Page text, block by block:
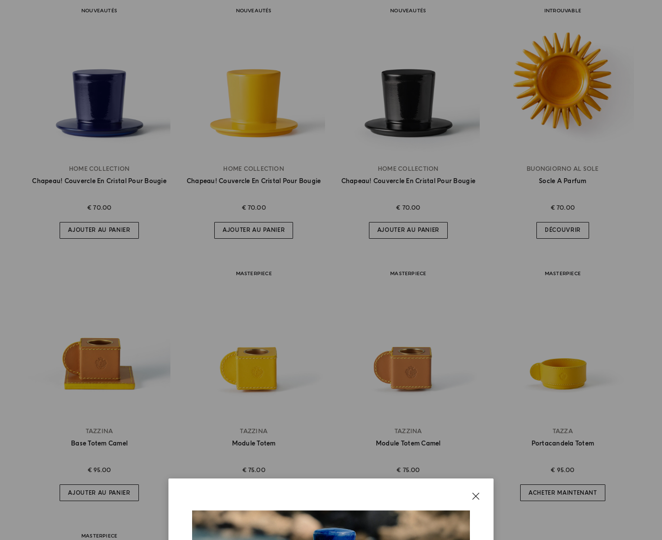
NOUVEAUTÉS
HOME COLLECTION
Chapeau! Couvercle En Cristal Pour Bougie
€ 70.00
AJOUTER AU PANIER
NOUVEAUTÉS
HOME COLLECTION
Chapeau! Couvercle En Cristal Pour Bougie
€ 70.00
AJOUTER AU PANIER
NOUVEAUTÉS
HOME COLLECTION
Chapeau! Couvercle En Cristal Pour Bougie
€ 70.00
AJOUTER AU PANIER
INTROUVABLE
BUONGIORNO AL SOLE
Socle A Parfum
€ 70.00
DÉCOUVRIR
TAZZINA
Base Totem Camel
€ 95.00
AJOUTER AU PANIER
MASTERPIECE
TAZZINA
Module Totem
€ 75.00
MASTERPIECE
TAZZINA
Module Totem Camel
€ 75.00
MASTERPIECE
TAZZA
Portacandela Totem
€ 95.00
ACHETER MAINTENANT
MASTERPIECE